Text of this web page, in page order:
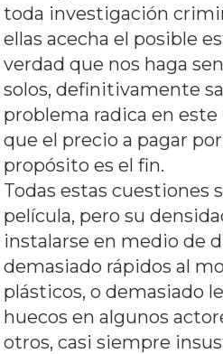
toda investigación
ellas acecha el posible
verdad que nos haga
solos, definitivamente
problema radica en
que el precio a pagar
propósito es el fin.
Todas estas cuestiones
película, pero su
instalarse en medio de
demasiado rápidos al
plásticos, o demasiado
huecos en algunos
otros, casi siempre